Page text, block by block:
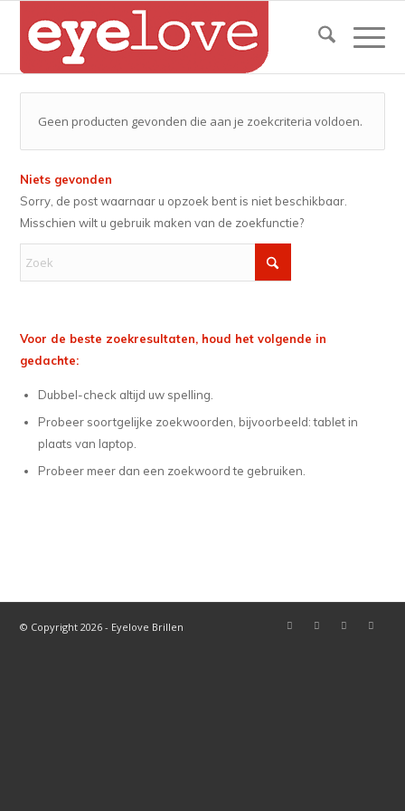
Geen producten gevonden die aan je zoekcriteria voldoen.
Niets gevonden
Sorry, de post waarnaar u opzoek bent is niet beschikbaar.
Misschien wilt u gebruik maken van de zoekfunctie?
Voor de beste zoekresultaten, houd het volgende in
gedachte:
Dubbel-check altijd uw spelling.
Probeer soortgelijke zoekwoorden, bijvoorbeeld: tablet in
plaats van laptop.
Probeer meer dan een zoekwoord te gebruiken.
© Copyright 2026 - Eyelove Brillen